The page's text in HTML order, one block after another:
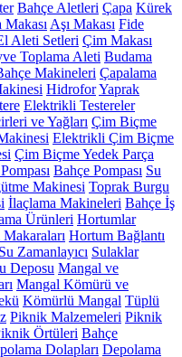
Bahçe Aletleri Çapa Kürek
Aşı Makası Fide
Aleti Setleri Çim Makası
Toplama Aleti Budama
Makineleri Çapalama
HidroforYaprak
Elektrikli Testereler
ve Yağları Çim Biçme
Elektrikli Çim Biçme
Çim Biçme Yedek Parça
Bahçe Pompası Su
Makinesi Toprak Burgu
İlaçlama Makineleri Bahçe İş
Ürünleri Hortumlar
Hortum Bağlantı
Su Zamanlayıcı Sulaklar
Deposu Mangal ve
Mangal Kömürü ve
Kömürlü Mangal Tüplü
Piknik Malzemeleri Piknik
Örtüleri Bahçe
Dolapları Depolama